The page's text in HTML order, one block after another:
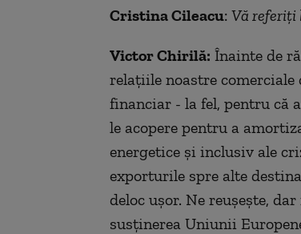
Cristina Cileacu: Vă referiți
Victor Chirilă: Înainte de
relațiile noastre
financiar - la fel, pentru că
le acopere pentru a
energetice și inclusiv ale
exporturile spre alte
deloc ușor. Ne reușește,
susținerea Uniunii